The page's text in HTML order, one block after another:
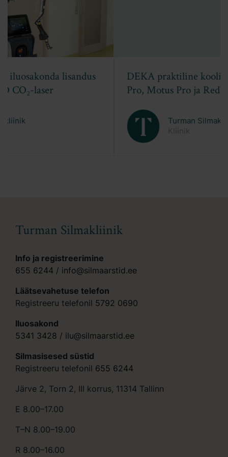
DEKA praktiline koolitus: fookuses Tetra
Pro, Motus Pro ja RedTouch
Turman Silmakliinik
Turman Silmakliinik
Info ja registreerimine
655 6244 / info@silmaarstid.ee
Läätsevahetuse telefon
Registreeru telefonil 5792 0690
Iluosakond
5341 3428 / ilu@silmaarstid.ee
Silmasisesed süstid
Registreeru telefonil 655 6244
Järve 2, Torn 2, III korrus, 11314 Tallinn
E 8.00–17.00
T–N 8.00–19.00
R 8.00–16.00